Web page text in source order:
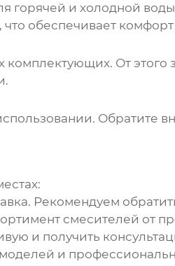
горячей и холодной
обеспечивает комфорт
От этого
Обратите
Рекомендуем
смесителей от
и получить
и